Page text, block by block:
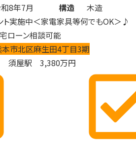
8年7月 構造
木造
ト実施中＜家電家具等何でもOK＞♪
ローン相談可能
市北区麻生田4丁目3期
須屋駅
3,380万円